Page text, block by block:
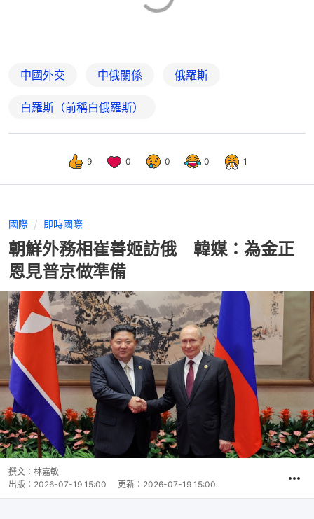
中國外交 中俄關係 俄羅斯
白羅斯（前稱白俄羅斯）
9 0 0 0 1
國際 即時國際
朝鮮外務相崔善姬訪俄 韓媒：為金正
恩見普京做準備
撰文： 林嘉敏
出版： 2026-07-19 15:00 更新： 2026-07-19 15:00